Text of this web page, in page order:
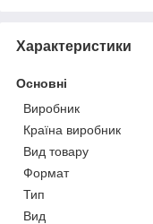
Характеристики
Основні
Виробник
Країна виробник
Вид товару
Формат
Тип
Вид